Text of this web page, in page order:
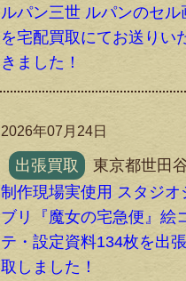
ルパン三世 ルパンのセル
を宅配買取にてお送りい
きました！
2026年07月24日
出張買取
東京都世田
制作現場実使用 スタジオ
ブリ『魔女の宅急便』絵
テ・設定資料134枚を出
取しました！